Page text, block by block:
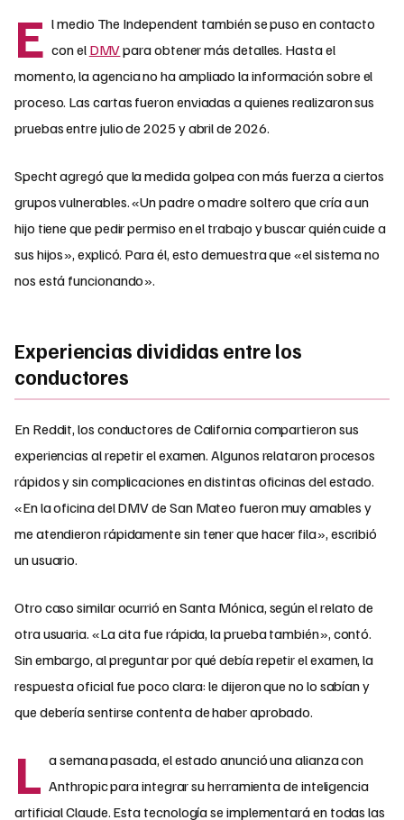
E l medio The Independent también se puso en contacto
con el DMVpara obtener más detalles. Hasta el
momento, la agencia no ha ampliado la información sobre el
proceso. Las cartas fueron enviadas a quienes realizaron sus
pruebas entre julio de 2025 y abril de 2026.
Specht agregó que la medida golpea con más fuerza a ciertos
grupos vulnerables. «Un padre o madre soltero que cría a un
hijo tiene que pedir permiso en el trabajo y buscar quién cuide a
sus hijos», explicó. Para él, esto demuestra que «el sistema no
nos está funcionando».
Experiencias divididas entre los
conductores
En Reddit, los conductores de California compartieron sus
experiencias al repetir el examen. Algunos relataron procesos
rápidos y sin complicaciones en distintas oficinas del estado.
«En la oficina del DMV de San Mateo fueron muy amables y
me atendieron rápidamente sin tener que hacer fila», escribió
un usuario.
Otro caso similar ocurrió en Santa Mónica, según el relato de
otra usuaria. «La cita fue rápida, la prueba también», contó.
Sin embargo, al preguntar por qué debía repetir el examen, la
respuesta oficial fue poco clara: le dijeron que no lo sabían y
que debería sentirse contenta de haber aprobado.
L a semana pasada, el estado anunció una alianza con
Anthropic para integrar su herramienta de inteligencia
artificial Claude. Esta tecnología se implementará en todas las